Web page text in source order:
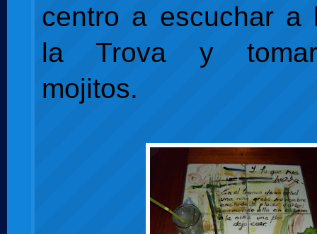
centro a escuchar a
la Trova y
mojitos.